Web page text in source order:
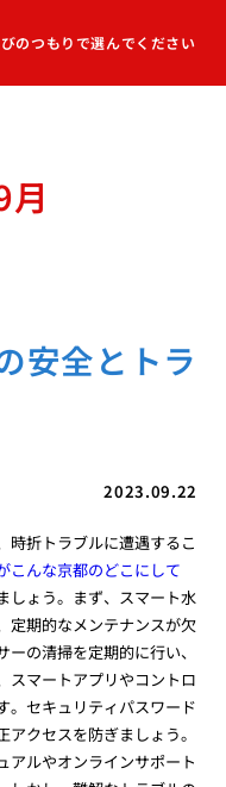
のつもりで選んでください
安全とトラ
2023.09.22
時折トラブルに遭遇するこ
こんな京都のどこにして
しょう。まず、スマート水
定期的なメンテナンスが欠
の清掃を定期的に行い、
スマートアプリやコントロ
。セキュリティパスワード
クセスを防ぎましょう。
アルやオンラインサポート